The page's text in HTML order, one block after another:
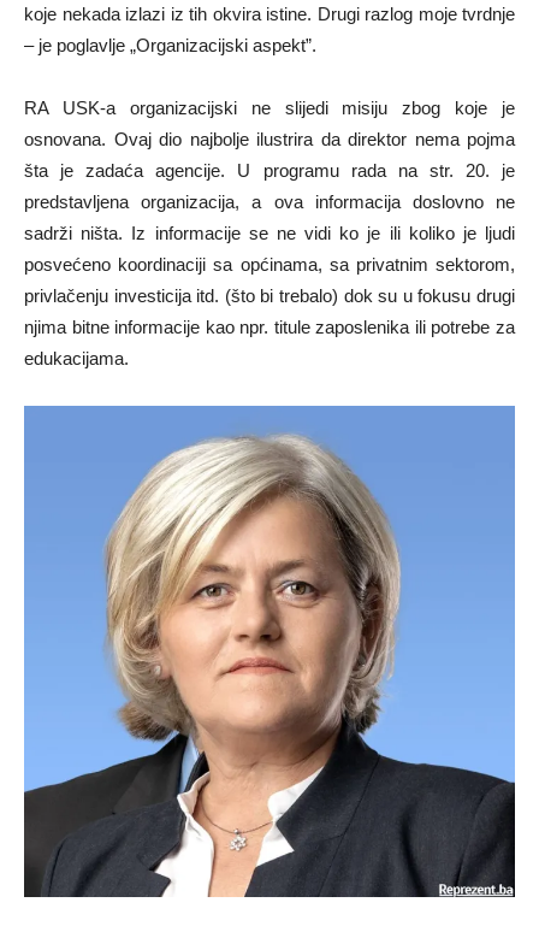
koje nekada izlazi iz tih okvira istine. Drugi razlog moje tvrdnje
– je poglavlje „Organizacijski aspekt”.
RA USK-a organizacijski ne slijedi misiju zbog koje je
osnovana. Ovaj dio najbolje ilustrira da direktor nema pojma
šta je zadaća agencije. U programu rada na str. 20. je
predstavljena organizacija, a ova informacija doslovno ne
sadrži ništa. Iz informacije se ne vidi ko je ili koliko je ljudi
posvećeno koordinaciji sa općinama, sa privatnim sektorom,
privlačenju investicija itd. (što bi trebalo) dok su u fokusu drugi
njima bitne informacije kao npr. titule zaposlenika ili potrebe za
edukacijama.